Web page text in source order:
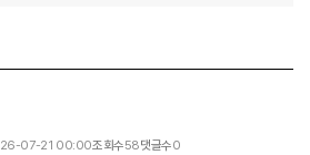
26-07-21 00:00조회수58댓글수0